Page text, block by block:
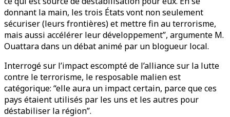
donnant la main, les trois États vont non seulement
sécuriser (leurs frontières) et mettre fin au terrorisme,
mais aussi accélérer leur développement”, argumente M.
Ouattara dans un débat animé par un blogueur local.
Interrogé sur l’impact escompté de l’alliance sur la lutte
contre le terrorisme, le resposable malien est
catégorique: “elle aura un impact certain, parce que ces
pays étaient utilisés par les uns et les autres pour
déstabiliser la région”.